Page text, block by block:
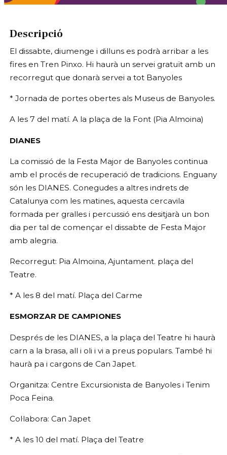
Descripció
El dissabte, diumenge i dilluns es podrà arribar a les
fires en Tren Pinxo. Hi haurà un servei gratuït amb un
recorregut que donarà servei a tot Banyoles
* Jornada de portes obertes als Museus de Banyoles.
A les 7 del matí. A la plaça de la Font (Pia Almoina)
DIANES
La comissió de la Festa Major de Banyoles continua
amb el procés de recuperació de tradicions. Enguany
són les DIANES. Conegudes a altres indrets de
Catalunya com les matines, aquesta cercavila
formada per gralles i percussió ens desitjarà un bon
dia per tal de començar el dissabte de Festa Major
amb alegria.
Recorregut: Pia Almoina, Ajuntament. plaça del
Teatre.
* A les 8 del matí. Plaça del Carme
ESMORZAR DE CAMPIONES
Després de les DIANES, a la plaça del Teatre hi haurà
carn a la brasa, all i oli i vi a preus populars. També hi
haurà pa i cargons de Can Japet.
Organitza: Centre Excursionista de Banyoles i Tenim
Poca Feina.
Col·labora: Can Japet
* A les 10 del matí. Plaça del Teatre